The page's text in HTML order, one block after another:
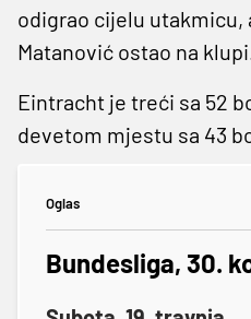
odigrao cijelu utakmicu,
Matanović ostao na
Eintracht je treći sa 52
devetom mjestu sa 43
Oglas
Bundesliga, 30.